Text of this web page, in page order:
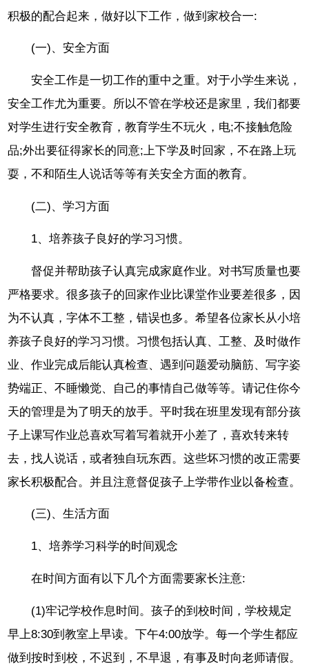
积极的配合起来，做好以下工作，做到家校合一:
(一)、安全方面
安全工作是一切工作的重中之重。对于小学生来说，
安全工作尤为重要。所以不管在学校还是家里，我们都要
对学生进行安全教育，教育学生不玩火，电;不接触危险
品;外出要征得家长的同意;上下学及时回家，不在路上玩
耍，不和陌生人说话等等有关安全方面的教育。
(二)、学习方面
1、培养孩子良好的学习习惯。
督促并帮助孩子认真完成家庭作业。对书写质量也要
严格要求。很多孩子的回家作业比课堂作业要差很多，因
为不认真，字体不工整，错误也多。希望各位家长从小培
养孩子良好的学习习惯。习惯包括认真、工整、及时做作
业、作业完成后能认真检查、遇到问题爱动脑筋、写字姿
势端正、不睡懒觉、自己的事情自己做等等。请记住你今
天的管理是为了明天的放手。平时我在班里发现有部分孩
子上课写作业总喜欢写着写着就开小差了，喜欢转来转
去，找人说话，或者独自玩东西。这些坏习惯的改正需要
家长积极配合。并且注意督促孩子上学带作业以备检查。
(三)、生活方面
1、培养学习科学的时间观念
在时间方面有以下几个方面需要家长注意:
(1)牢记学校作息时间。孩子的到校时间，学校规定
早上8:30到教室上早读。下午4:00放学。每一个学生都应
做到按时到校，不迟到，不早退，有事及时向老师请假。